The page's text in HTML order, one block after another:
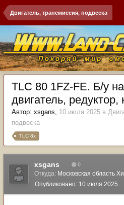
Двигатель, трансмиссия, подвеска
TLC 80 1FZ-FE. Б/у
двигатель, редуктор,
Автор: xsgans, 10 июля 2025 в
подвеска
TLC 8x
xsgans 0
Откуда: Московская область
Опубликовано: 10 июля 2025